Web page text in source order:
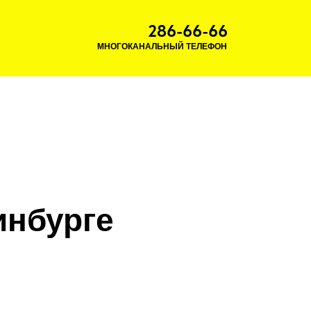
286-66-66
МНОГОКАНАЛЬНЫЙ ТЕЛЕФОН